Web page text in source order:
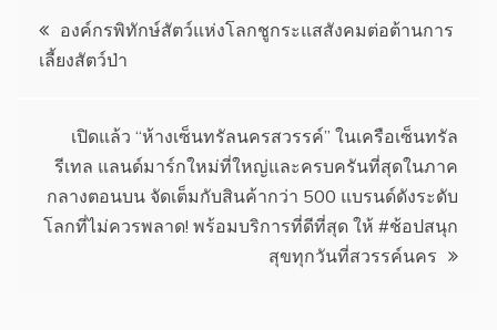
แนะแนว
องค์กรพิทักษ์สัตว์แห่งโลกชูกระแสสังคมต่อต้านการ
เลี้ยงสัตว์ป่า
เปิดแล้ว “ห้างเซ็นทรัลนครสวรรค์” ในเครือเซ็นทรัล
รีเทล แลนด์มาร์กใหม่ที่ใหญ่และครบครันที่สุดในภาค
กลางตอนบน จัดเต็มกับสินค้ากว่า 500 แบรนด์ดังระดับ
โลกที่ไม่ควรพลาด! พร้อมบริการที่ดีที่สุด ให้ #ช้อปสนุก
สุขทุกวันที่สวรรค์นคร